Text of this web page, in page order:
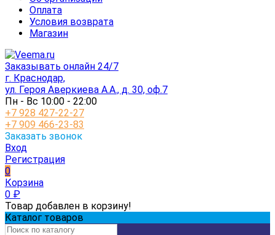
Оплата
Условия возврата
Магазин
Заказывать онлайн 24/7
г. Краснодар,
ул. Героя Аверкиева А.А., д. 30, оф.7
Пн - Вс 10:00 - 22:00
+7 928 427-22-27
+7 909 466-23-83
Заказать звонок
Вход
Регистрация
0
Корзина
0 ₽
Товар добавлен в корзину!
Каталог товаров